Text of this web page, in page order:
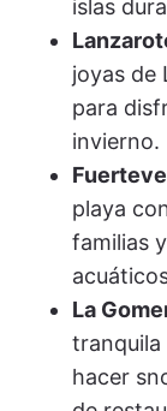
islas
joyas de
para
invierno.
playa
familias
La
tranquila
hacer